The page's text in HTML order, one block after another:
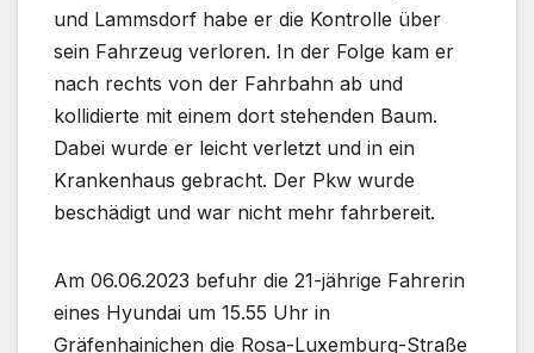
und Lammsdorf habe er die Kontrolle über
sein Fahrzeug verloren. In der Folge kam er
nach rechts von der Fahrbahn ab und
kollidierte mit einem dort stehenden Baum.
Dabei wurde er leicht verletzt und in ein
Krankenhaus gebracht. Der Pkw wurde
beschädigt und war nicht mehr fahrbereit.
Am 06.06.2023 befuhr die 21-jährige Fahrerin
eines Hyundai um 15.55 Uhr in
Gräfenhainichen die Rosa-Luxemburg-Straße